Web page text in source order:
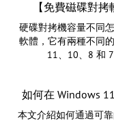
【免費磁碟對
硬碟對拷機容量不同
軟體，它有兩種不同
11、10、8 和
如何在 Windows
本文介紹如何通過可